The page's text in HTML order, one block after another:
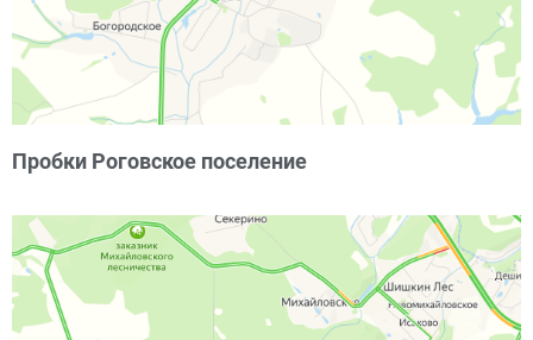
Пробки Роговское поселение